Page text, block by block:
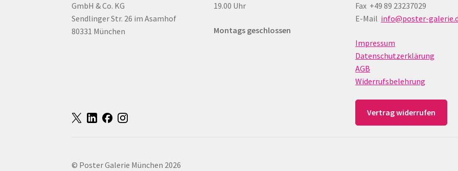
GmbH & Co. KG
Sendlinger Str. 26 im Asamhof
80331 München
19.00 Uhr
Montags geschlossen
Fax +49 89 23237029
E-Mail info@poster-
Impressum
Datenschutzerklärung
AGB
Widerrufsbelehrung
Vertrag widerrufen
© Poster Galerie München 2026